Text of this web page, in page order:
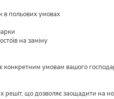
в польових умовах
на заміну
конкретним умовам вашого
що дозволяє заощадити на